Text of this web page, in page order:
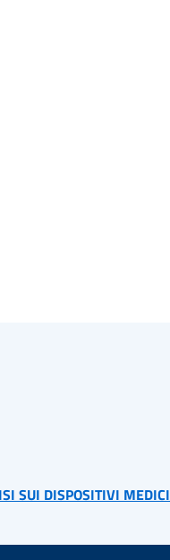
SUI DISPOSITIVI MEDICI